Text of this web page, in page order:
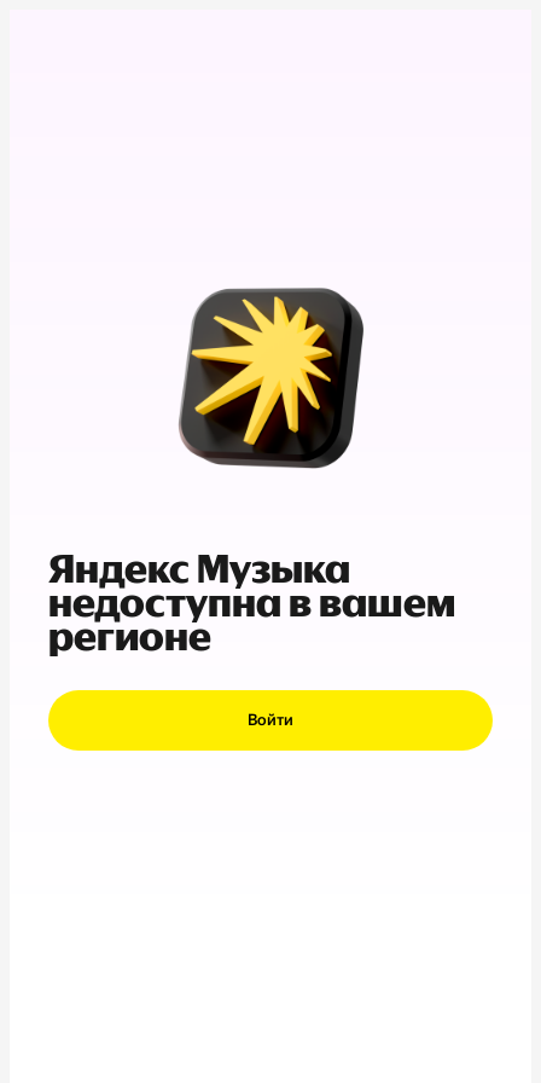
Яндекс Музыка
недоступна в вашем
регионе
Войти